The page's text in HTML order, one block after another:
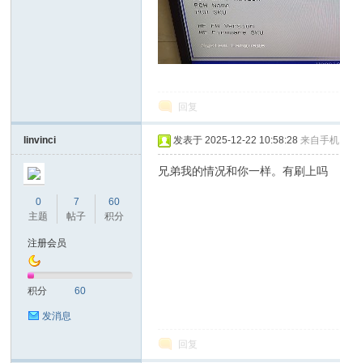
nc
回复
linvinci
0
主题
7
帖子
60
积分
注册会员
积分 60
发消息
发表于 2025-12-22 10:58:28 来自手机
兄弟我的情况和你一样。有刷上吗
回复